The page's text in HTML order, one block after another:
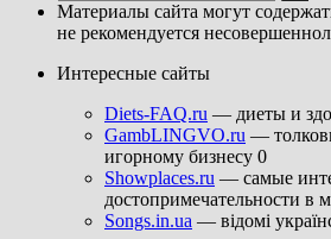
Материалы сайта могут
не рекомендуется
Интересные сайты
Diets-FAQ.ru — диеты и
GambLINGVO.ru —
игорному бизнесу 0
Showplaces.ru — самые
достопримечательности в
Songs.in.ua — відомі